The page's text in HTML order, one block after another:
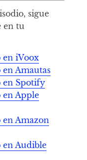
sigue
en tu
en iVoox
Amautas
en Spotify
en Apple
en Amazon
en Audible